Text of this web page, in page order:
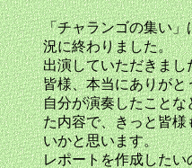
「チャランゴの集い
況に終わりました。
出演していただきま
皆様、本当にありがと
自分が演奏したこと
た内容で、きっと皆
いかと思います。
レポートを作成した